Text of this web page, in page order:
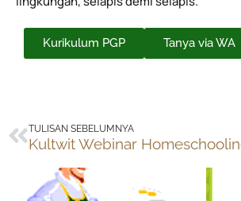
Kurikulum PGP Tanya via WA
Prev
TULISAN SEBELUMNYA